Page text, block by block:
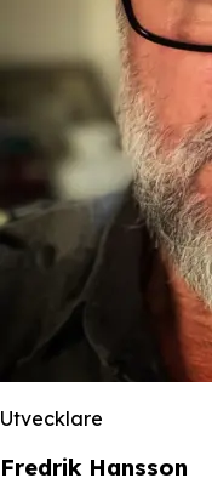
Utvecklare
Fredrik Hansson